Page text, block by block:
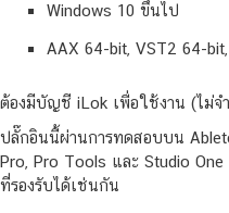
Windows 10 ขึ้นไป
AAX 64-bit, VST2 64-
ต้องมีบัญชี iLok เพื่อใช้งาน (ไม่จ
ปลั๊กอินนี้ผ่านการทดสอบบน
Pro, Pro Tools และ Studio
ที่รองรับได้เช่นกัน